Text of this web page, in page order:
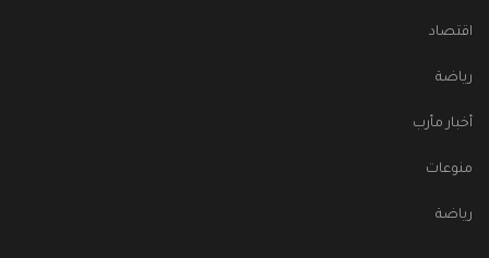
اقتصاد
رياضة
أخبار مأرب
منوعات
رياضة